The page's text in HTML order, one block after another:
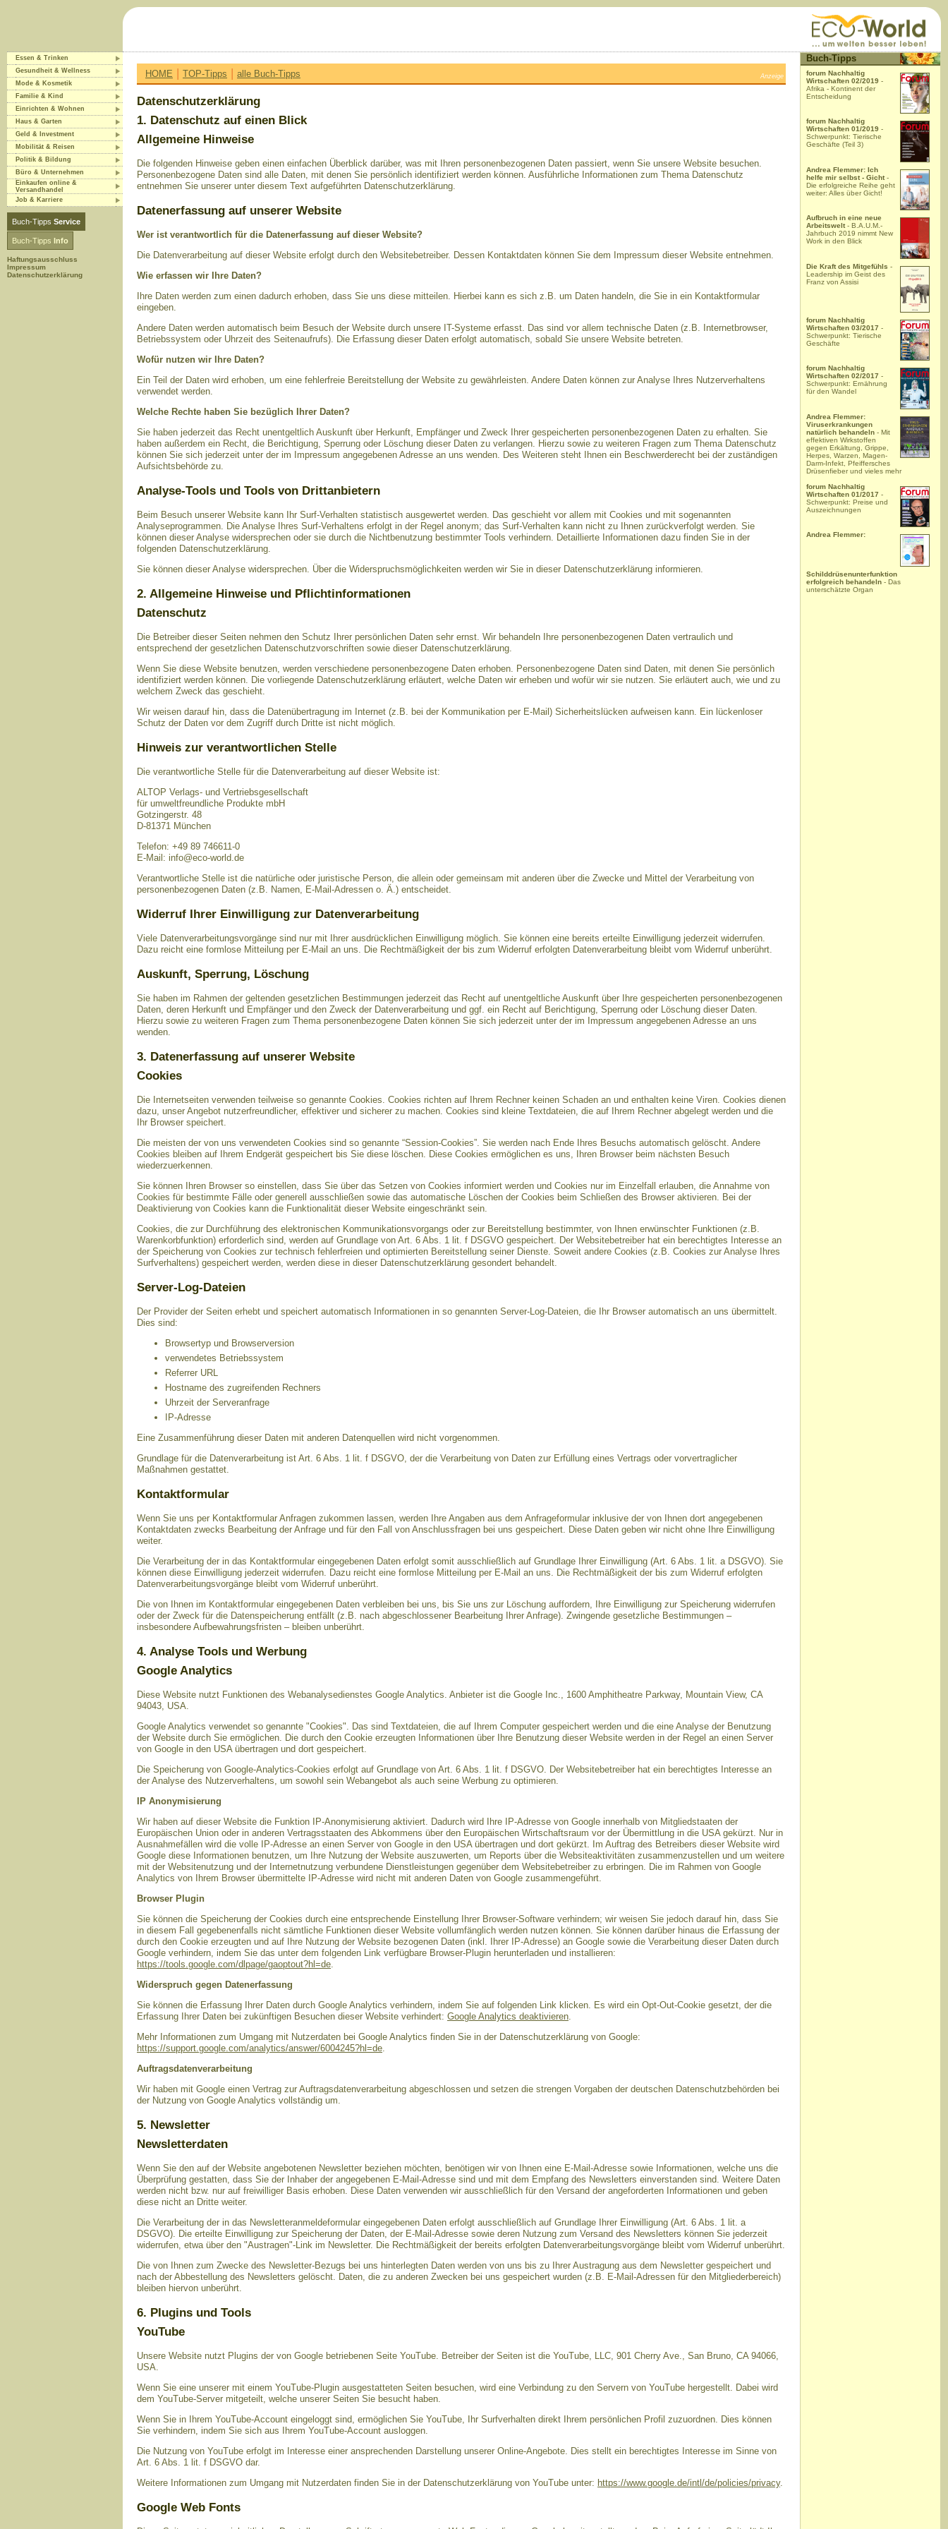
Essen & Trinken
Gesundheit & Wellness
Mode & Kosmetik
Familie & Kind
Einrichten & Wohnen
Haus & Garten
Geld & Investment
Mobilität & Reisen
Politik & Bildung
Büro & Unternehmen
Einkaufen online &
Versandhandel
Job & Karriere
Buch-Tipps Service
Buch-Tipps Info
Haftungsausschluss
Impressum
Datenschutzerklärung
HOME | TOP-Tipps | alle Buch-Tipps Anzeige
Datenschutzerklärung
1. Datenschutz auf einen Blick
Allgemeine Hinweise
Die folgenden Hinweise geben einen einfachen Überblick darüber, was mit Ihren personenbezogenen Daten passiert, wenn Sie unsere Website besuchen.
Personenbezogene Daten sind alle Daten, mit denen Sie persönlich identifiziert werden können. Ausführliche Informationen zum Thema Datenschutz
entnehmen Sie unserer unter diesem Text aufgeführten Datenschutzerklärung.
Datenerfassung auf unserer Website
Wer ist verantwortlich für die Datenerfassung auf dieser Website?
Die Datenverarbeitung auf dieser Website erfolgt durch den Websitebetreiber. Dessen Kontaktdaten können Sie dem Impressum dieser Website entnehmen.
Wie erfassen wir Ihre Daten?
Ihre Daten werden zum einen dadurch erhoben, dass Sie uns diese mitteilen. Hierbei kann es sich z.B. um Daten handeln, die Sie in ein Kontaktformular
eingeben.
Andere Daten werden automatisch beim Besuch der Website durch unsere IT-Systeme erfasst. Das sind vor allem technische Daten (z.B. Internetbrowser,
Betriebssystem oder Uhrzeit des Seitenaufrufs). Die Erfassung dieser Daten erfolgt automatisch, sobald Sie unsere Website betreten.
Wofür nutzen wir Ihre Daten?
Ein Teil der Daten wird erhoben, um eine fehlerfreie Bereitstellung der Website zu gewährleisten. Andere Daten können zur Analyse Ihres Nutzerverhaltens
verwendet werden.
Welche Rechte haben Sie bezüglich Ihrer Daten?
Sie haben jederzeit das Recht unentgeltlich Auskunft über Herkunft, Empfänger und Zweck Ihrer gespeicherten personenbezogenen Daten zu erhalten. Sie
haben außerdem ein Recht, die Berichtigung, Sperrung oder Löschung dieser Daten zu verlangen. Hierzu sowie zu weiteren Fragen zum Thema Datenschutz
können Sie sich jederzeit unter der im Impressum angegebenen Adresse an uns wenden. Des Weiteren steht Ihnen ein Beschwerderecht bei der zuständigen
Aufsichtsbehörde zu.
Analyse-Tools und Tools von Drittanbietern
Beim Besuch unserer Website kann Ihr Surf-Verhalten statistisch ausgewertet werden. Das geschieht vor allem mit Cookies und mit sogenannten
Analyseprogrammen. Die Analyse Ihres Surf-Verhaltens erfolgt in der Regel anonym; das Surf-Verhalten kann nicht zu Ihnen zurückverfolgt werden. Sie
können dieser Analyse widersprechen oder sie durch die Nichtbenutzung bestimmter Tools verhindern. Detaillierte Informationen dazu finden Sie in der
folgenden Datenschutzerklärung.
Sie können dieser Analyse widersprechen. Über die Widerspruchsmöglichkeiten werden wir Sie in dieser Datenschutzerklärung informieren.
2. Allgemeine Hinweise und Pflichtinformationen
Datenschutz
Die Betreiber dieser Seiten nehmen den Schutz Ihrer persönlichen Daten sehr ernst. Wir behandeln Ihre personenbezogenen Daten vertraulich und
entsprechend der gesetzlichen Datenschutzvorschriften sowie dieser Datenschutzerklärung.
Wenn Sie diese Website benutzen, werden verschiedene personenbezogene Daten erhoben. Personenbezogene Daten sind Daten, mit denen Sie persönlich
identifiziert werden können. Die vorliegende Datenschutzerklärung erläutert, welche Daten wir erheben und wofür wir sie nutzen. Sie erläutert auch, wie und zu
welchem Zweck das geschieht.
Wir weisen darauf hin, dass die Datenübertragung im Internet (z.B. bei der Kommunikation per E-Mail) Sicherheitslücken aufweisen kann. Ein lückenloser
Schutz der Daten vor dem Zugriff durch Dritte ist nicht möglich.
Hinweis zur verantwortlichen Stelle
Die verantwortliche Stelle für die Datenverarbeitung auf dieser Website ist:
ALTOP Verlags- und Vertriebsgesellschaft
für umweltfreundliche Produkte mbH
Gotzingerstr. 48
D-81371 München
Telefon: +49 89 746611-0
E-Mail: info@eco-world.de
Verantwortliche Stelle ist die natürliche oder juristische Person, die allein oder gemeinsam mit anderen über die Zwecke und Mittel der Verarbeitung von
personenbezogenen Daten (z.B. Namen, E-Mail-Adressen o. Ä.) entscheidet.
Widerruf Ihrer Einwilligung zur Datenverarbeitung
Viele Datenverarbeitungsvorgänge sind nur mit Ihrer ausdrücklichen Einwilligung möglich. Sie können eine bereits erteilte Einwilligung jederzeit widerrufen.
Dazu reicht eine formlose Mitteilung per E-Mail an uns. Die Rechtmäßigkeit der bis zum Widerruf erfolgten Datenverarbeitung bleibt vom Widerruf unberührt.
Auskunft, Sperrung, Löschung
Sie haben im Rahmen der geltenden gesetzlichen Bestimmungen jederzeit das Recht auf unentgeltliche Auskunft über Ihre gespeicherten personenbezogenen
Daten, deren Herkunft und Empfänger und den Zweck der Datenverarbeitung und ggf. ein Recht auf Berichtigung, Sperrung oder Löschung dieser Daten.
Hierzu sowie zu weiteren Fragen zum Thema personenbezogene Daten können Sie sich jederzeit unter der im Impressum angegebenen Adresse an uns
wenden.
3. Datenerfassung auf unserer Website
Cookies
Die Internetseiten verwenden teilweise so genannte Cookies. Cookies richten auf Ihrem Rechner keinen Schaden an und enthalten keine Viren. Cookies dienen
dazu, unser Angebot nutzerfreundlicher, effektiver und sicherer zu machen. Cookies sind kleine Textdateien, die auf Ihrem Rechner abgelegt werden und die
Ihr Browser speichert.
Die meisten der von uns verwendeten Cookies sind so genannte “Session-Cookies”. Sie werden nach Ende Ihres Besuchs automatisch gelöscht. Andere
Cookies bleiben auf Ihrem Endgerät gespeichert bis Sie diese löschen. Diese Cookies ermöglichen es uns, Ihren Browser beim nächsten Besuch
wiederzuerkennen.
Sie können Ihren Browser so einstellen, dass Sie über das Setzen von Cookies informiert werden und Cookies nur im Einzelfall erlauben, die Annahme von
Cookies für bestimmte Fälle oder generell ausschließen sowie das automatische Löschen der Cookies beim Schließen des Browser aktivieren. Bei der
Deaktivierung von Cookies kann die Funktionalität dieser Website eingeschränkt sein.
Cookies, die zur Durchführung des elektronischen Kommunikationsvorgangs oder zur Bereitstellung bestimmter, von Ihnen erwünschter Funktionen (z.B.
Warenkorbfunktion) erforderlich sind, werden auf Grundlage von Art. 6 Abs. 1 lit. f DSGVO gespeichert. Der Websitebetreiber hat ein berechtigtes Interesse an
der Speicherung von Cookies zur technisch fehlerfreien und optimierten Bereitstellung seiner Dienste. Soweit andere Cookies (z.B. Cookies zur Analyse Ihres
Surfverhaltens) gespeichert werden, werden diese in dieser Datenschutzerklärung gesondert behandelt.
Server-Log-Dateien
Der Provider der Seiten erhebt und speichert automatisch Informationen in so genannten Server-Log-Dateien, die Ihr Browser automatisch an uns übermittelt.
Dies sind:
Browsertyp und Browserversion
verwendetes Betriebssystem
Referrer URL
Hostname des zugreifenden Rechners
Uhrzeit der Serveranfrage
IP-Adresse
Eine Zusammenführung dieser Daten mit anderen Datenquellen wird nicht vorgenommen.
Grundlage für die Datenverarbeitung ist Art. 6 Abs. 1 lit. f DSGVO, der die Verarbeitung von Daten zur Erfüllung eines Vertrags oder vorvertraglicher
Maßnahmen gestattet.
Kontaktformular
Wenn Sie uns per Kontaktformular Anfragen zukommen lassen, werden Ihre Angaben aus dem Anfrageformular inklusive der von Ihnen dort angegebenen
Kontaktdaten zwecks Bearbeitung der Anfrage und für den Fall von Anschlussfragen bei uns gespeichert. Diese Daten geben wir nicht ohne Ihre Einwilligung
weiter.
Die Verarbeitung der in das Kontaktformular eingegebenen Daten erfolgt somit ausschließlich auf Grundlage Ihrer Einwilligung (Art. 6 Abs. 1 lit. a DSGVO). Sie
können diese Einwilligung jederzeit widerrufen. Dazu reicht eine formlose Mitteilung per E-Mail an uns. Die Rechtmäßigkeit der bis zum Widerruf erfolgten
Datenverarbeitungsvorgänge bleibt vom Widerruf unberührt.
Die von Ihnen im Kontaktformular eingegebenen Daten verbleiben bei uns, bis Sie uns zur Löschung auffordern, Ihre Einwilligung zur Speicherung widerrufen
oder der Zweck für die Datenspeicherung entfällt (z.B. nach abgeschlossener Bearbeitung Ihrer Anfrage). Zwingende gesetzliche Bestimmungen –
insbesondere Aufbewahrungsfristen – bleiben unberührt.
4. Analyse Tools und Werbung
Google Analytics
Diese Website nutzt Funktionen des Webanalysedienstes Google Analytics. Anbieter ist die Google Inc., 1600 Amphitheatre Parkway, Mountain View, CA
94043, USA.
Google Analytics verwendet so genannte "Cookies". Das sind Textdateien, die auf Ihrem Computer gespeichert werden und die eine Analyse der Benutzung
der Website durch Sie ermöglichen. Die durch den Cookie erzeugten Informationen über Ihre Benutzung dieser Website werden in der Regel an einen Server
von Google in den USA übertragen und dort gespeichert.
Die Speicherung von Google-Analytics-Cookies erfolgt auf Grundlage von Art. 6 Abs. 1 lit. f DSGVO. Der Websitebetreiber hat ein berechtigtes Interesse an
der Analyse des Nutzerverhaltens, um sowohl sein Webangebot als auch seine Werbung zu optimieren.
IP Anonymisierung
Wir haben auf dieser Website die Funktion IP-Anonymisierung aktiviert. Dadurch wird Ihre IP-Adresse von Google innerhalb von Mitgliedstaaten der
Europäischen Union oder in anderen Vertragsstaaten des Abkommens über den Europäischen Wirtschaftsraum vor der Übermittlung in die USA gekürzt. Nur in
Ausnahmefällen wird die volle IP-Adresse an einen Server von Google in den USA übertragen und dort gekürzt. Im Auftrag des Betreibers dieser Website wird
Google diese Informationen benutzen, um Ihre Nutzung der Website auszuwerten, um Reports über die Websiteaktivitäten zusammenzustellen und um weitere
mit der Websitenutzung und der Internetnutzung verbundene Dienstleistungen gegenüber dem Websitebetreiber zu erbringen. Die im Rahmen von Google
Analytics von Ihrem Browser übermittelte IP-Adresse wird nicht mit anderen Daten von Google zusammengeführt.
Browser Plugin
Sie können die Speicherung der Cookies durch eine entsprechende Einstellung Ihrer Browser-Software verhindern; wir weisen Sie jedoch darauf hin, dass Sie
in diesem Fall gegebenenfalls nicht sämtliche Funktionen dieser Website vollumfänglich werden nutzen können. Sie können darüber hinaus die Erfassung der
durch den Cookie erzeugten und auf Ihre Nutzung der Website bezogenen Daten (inkl. Ihrer IP-Adresse) an Google sowie die Verarbeitung dieser Daten durch
Google verhindern, indem Sie das unter dem folgenden Link verfügbare Browser-Plugin herunterladen und installieren:
https://tools.google.com/dlpage/gaoptout?hl=de.
Widerspruch gegen Datenerfassung
Sie können die Erfassung Ihrer Daten durch Google Analytics verhindern, indem Sie auf folgenden Link klicken. Es wird ein Opt-Out-Cookie gesetzt, der die
Erfassung Ihrer Daten bei zukünftigen Besuchen dieser Website verhindert: Google Analytics deaktivieren.
Mehr Informationen zum Umgang mit Nutzerdaten bei Google Analytics finden Sie in der Datenschutzerklärung von Google:
https://support.google.com/analytics/answer/6004245?hl=de.
Auftragsdatenverarbeitung
Wir haben mit Google einen Vertrag zur Auftragsdatenverarbeitung abgeschlossen und setzen die strengen Vorgaben der deutschen Datenschutzbehörden bei
der Nutzung von Google Analytics vollständig um.
5. Newsletter
Newsletterdaten
Wenn Sie den auf der Website angebotenen Newsletter beziehen möchten, benötigen wir von Ihnen eine E-Mail-Adresse sowie Informationen, welche uns die
Überprüfung gestatten, dass Sie der Inhaber der angegebenen E-Mail-Adresse sind und mit dem Empfang des Newsletters einverstanden sind. Weitere Daten
werden nicht bzw. nur auf freiwilliger Basis erhoben. Diese Daten verwenden wir ausschließlich für den Versand der angeforderten Informationen und geben
diese nicht an Dritte weiter.
Die Verarbeitung der in das Newsletteranmeldeformular eingegebenen Daten erfolgt ausschließlich auf Grundlage Ihrer Einwilligung (Art. 6 Abs. 1 lit. a
DSGVO). Die erteilte Einwilligung zur Speicherung der Daten, der E-Mail-Adresse sowie deren Nutzung zum Versand des Newsletters können Sie jederzeit
widerrufen, etwa über den "Austragen"-Link im Newsletter. Die Rechtmäßigkeit der bereits erfolgten Datenverarbeitungsvorgänge bleibt vom Widerruf unberührt.
Die von Ihnen zum Zwecke des Newsletter-Bezugs bei uns hinterlegten Daten werden von uns bis zu Ihrer Austragung aus dem Newsletter gespeichert und
nach der Abbestellung des Newsletters gelöscht. Daten, die zu anderen Zwecken bei uns gespeichert wurden (z.B. E-Mail-Adressen für den Mitgliederbereich)
bleiben hiervon unberührt.
6. Plugins und Tools
YouTube
Unsere Website nutzt Plugins der von Google betriebenen Seite YouTube. Betreiber der Seiten ist die YouTube, LLC, 901 Cherry Ave., San Bruno, CA 94066,
USA.
Wenn Sie eine unserer mit einem YouTube-Plugin ausgestatteten Seiten besuchen, wird eine Verbindung zu den Servern von YouTube hergestellt. Dabei wird
dem YouTube-Server mitgeteilt, welche unserer Seiten Sie besucht haben.
Wenn Sie in Ihrem YouTube-Account eingeloggt sind, ermöglichen Sie YouTube, Ihr Surfverhalten direkt Ihrem persönlichen Profil zuzuordnen. Dies können
Sie verhindern, indem Sie sich aus Ihrem YouTube-Account ausloggen.
Die Nutzung von YouTube erfolgt im Interesse einer ansprechenden Darstellung unserer Online-Angebote. Dies stellt ein berechtigtes Interesse im Sinne von
Art. 6 Abs. 1 lit. f DSGVO dar.
Weitere Informationen zum Umgang mit Nutzerdaten finden Sie in der Datenschutzerklärung von YouTube unter: https://www.google.de/intl/de/policies/privacy.
Google Web Fonts
Buch-Tipps
forum Nachhaltig
Wirtschaften 02/2019 -
Afrika - Kontinent der
Entscheidung
forum Nachhaltig
Wirtschaften 01/2019 -
Schwerpunkt: Tierische
Geschäfte (Teil 3)
Andrea Flemmer: Ich
helfe mir selbst - Gicht -
Die erfolgreiche Reihe geht
weiter: Alles über Gicht!
Aufbruch in eine neue
Arbeitswelt - B.A.U.M.-
Jahrbuch 2019 nimmt New
Work in den Blick
Die Kraft des Mitgefühls -
Leadership im Geist des
Franz von Assisi
forum Nachhaltig
Wirtschaften 03/2017 -
Schwerpunkt: Tierische
Geschäfte
forum Nachhaltig
Wirtschaften 02/2017 -
Schwerpunkt: Ernährung
für den Wandel
Andrea Flemmer:
Viruserkrankungen
natürlich behandeln - Mit
effektiven Wirkstoffen
gegen Erkältung, Grippe,
Herpes, Warzen, Magen-
Darm-Infekt, Pfeiffersches
Drüsenfieber und vieles mehr
forum Nachhaltig
Wirtschaften 01/2017 -
Schwerpunkt: Preise und
Auszeichnungen
Andrea Flemmer:
Schilddrüsenunterfunktion
erfolgreich behandeln - Das
unterschätzte Organ